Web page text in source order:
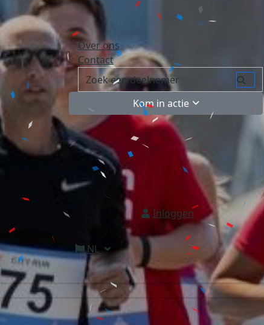
Over ons
Contact
Kom in actie
Inloggen
NL